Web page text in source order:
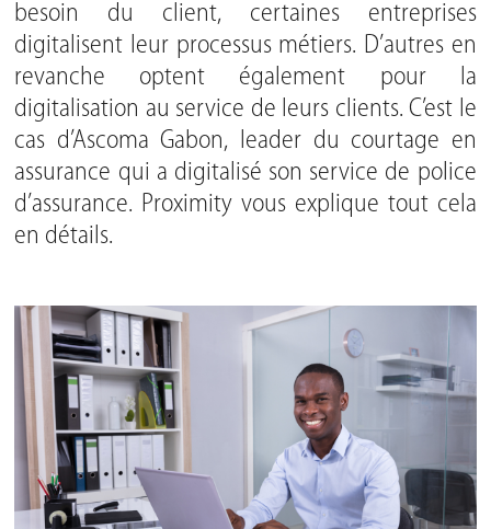
besoin du client, certaines entreprises
digitalisent leur processus métiers. D’autres en
revanche optent également pour la
digitalisation au service de leurs clients. C’est le
cas d’Ascoma Gabon, leader du courtage en
assurance qui a digitalisé son service de police
d’assurance. Proximity vous explique tout cela
en détails.